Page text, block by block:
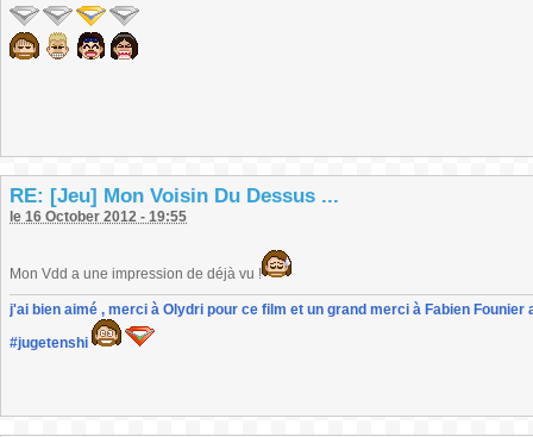
RE: [Jeu] Mon Voisin Du Dessus ...
le 16 October 2012 - 19:55
Mon Vdd a une impression de déjà vu !
j'ai bien aimé , merci à Olydri pour ce film et un grand merci à Fabien
#jugetenshi